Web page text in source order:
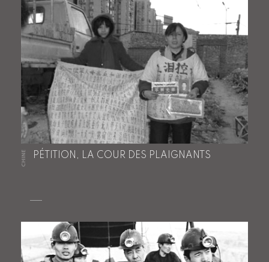
CHINE PÉTITION, LA COUR DES PLAIGNANTS